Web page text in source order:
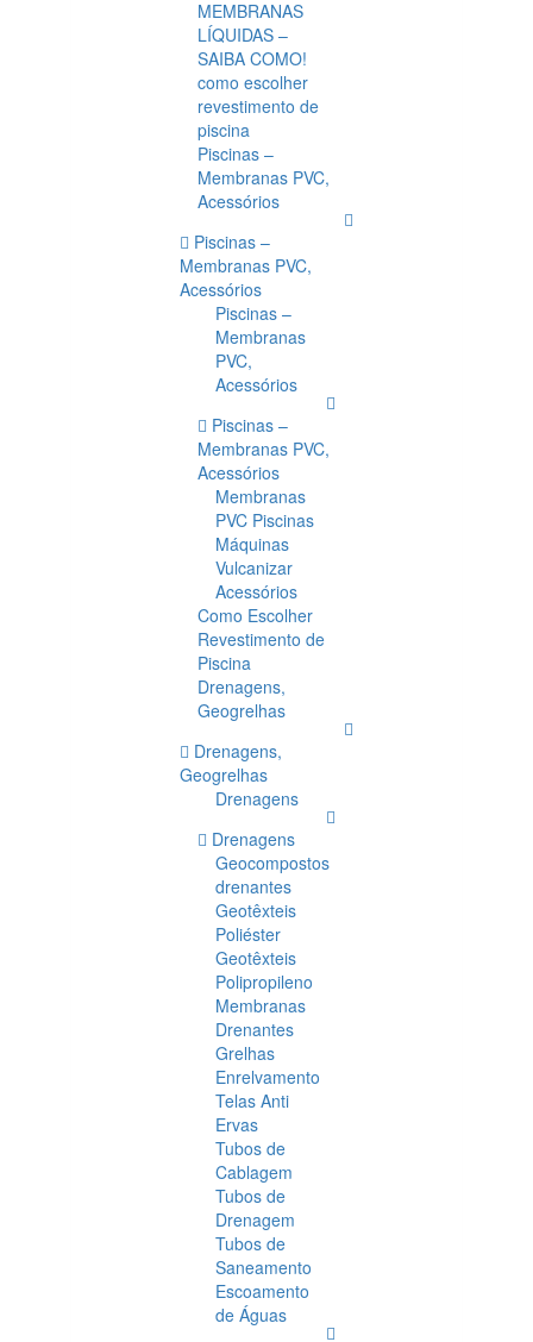
MEMBRANAS
LÍQUIDAS –
SAIBA COMO!
como escolher
revestimento de
piscina
Piscinas –
Membranas PVC,
Acessórios
Piscinas –
Membranas PVC,
Acessórios
Piscinas –
Membranas
PVC,
Acessórios
Piscinas –
Membranas PVC,
Acessórios
Membranas
PVC Piscinas
Máquinas
Vulcanizar
Acessórios
Como Escolher
Revestimento de
Piscina
Drenagens,
Geogrelhas
Drenagens,
Geogrelhas
Drenagens
Drenagens
Geocompostos
drenantes
Geotêxteis
Poliéster
Geotêxteis
Polipropileno
Membranas
Drenantes
Grelhas
Enrelvamento
Telas Anti
Ervas
Tubos de
Cablagem
Tubos de
Drenagem
Tubos de
Saneamento
Escoamento
de Águas